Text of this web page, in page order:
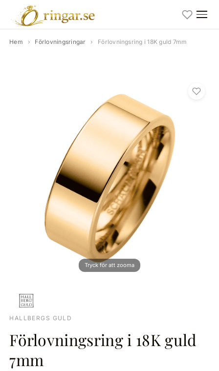
Hem › Förlovningsringar › Förlovningsring i 18K guld 7mm
HALLBERGS GULD
Förlovningsring i 18K guld
7mm